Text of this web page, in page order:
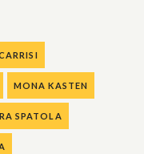
MONA KASTEN
SPATOLA